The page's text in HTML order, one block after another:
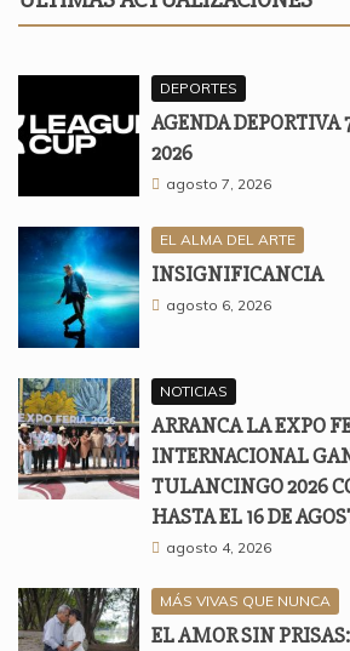
DEPORTES
AGENDA DEPORTIVA
2026
agosto 7, 2026
EL ALMA DEL ARTE
INSIGNIFICANCIA
agosto 6, 2026
NOTICIAS
ARRANCA LA EXPO
INTERNACIONAL
TULANCINGO 2026
HASTA EL 16 DE
agosto 4, 2026
MÁS VIVAS QUE NUNCA
EL AMOR SIN